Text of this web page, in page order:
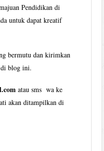
Pendidikan di
untuk dapat kreatif
bermutu dan kirimkan
di blog ini.
atau sms wa ke
akan ditampilkan di